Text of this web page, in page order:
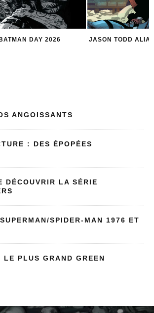
RED HOOD POISON IVY ALIAS
ANGOISSANTS
: DES ÉPOPÉES
DÉCOUVRIR LA SÉRIE
SPIDER-MAN 1976 ET
PLUS GRAND GREEN